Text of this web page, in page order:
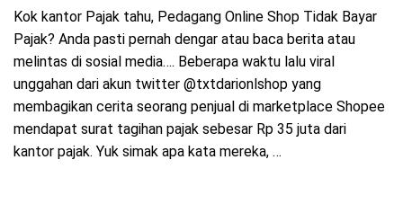
Kok kantor Pajak tahu, Pedagang Online Shop Tidak Bayar
Pajak? Anda pasti pernah dengar atau baca berita atau
melintas di sosial media…. Beberapa waktu lalu viral
unggahan dari akun twitter @txtdarionlshop yang
membagikan cerita seorang penjual di marketplace Shopee
mendapat surat tagihan pajak sebesar Rp 35 juta dari
kantor pajak. Yuk simak apa kata mereka, …